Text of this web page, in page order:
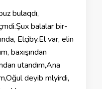
bulaqdı,
balalar bir-
Elçibәy.El var, elin
baxışından
utandım,Ana
deyib mәlәyirdi,